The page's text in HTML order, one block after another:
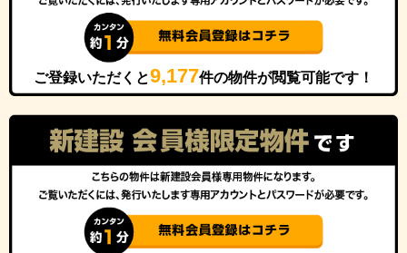
ご登録いただくと9,177件の物件が閲覧可能です！